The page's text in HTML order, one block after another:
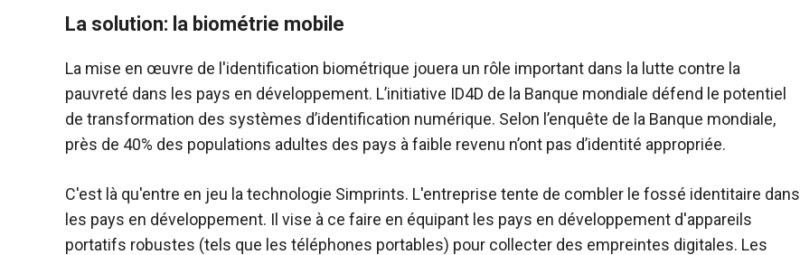
La solution: la biométrie mobile
La mise en œuvre de l'identification biométrique jouera un rôle important dans la lutte contre la
pauvreté dans les pays en développement. L’initiative ID4D de la Banque mondiale défend le potentiel
de transformation des systèmes d’identification numérique. Selon l’enquête de la Banque mondiale,
près de 40% des populations adultes des pays à faible revenu n’ont pas d’identité appropriée.
C'est là qu'entre en jeu la technologie Simprints. L'entreprise tente de combler le fossé identitaire dans
les pays en développement. Il vise à ce faire en équipant les pays en développement d'appareils
portatifs robustes (tels que les téléphones portables) pour collecter des empreintes digitales. Les